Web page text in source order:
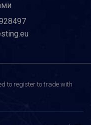
to register to trade with